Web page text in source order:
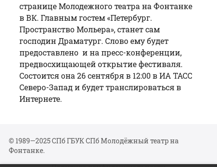
странице Молодежного театра на Фонтанке
в ВК. Главным гостем «Петербург.
Пространство Мольера», станет сам
господин Драматург. Слово ему будет
предоставлено и на пресс-конференции,
предвосхищающей открытие фестиваля.
Состоится она 26 сентября в 12:00 в ИА ТАСС
Северо-Запад и будет транслироваться в
Интернете.
© 1989—2025 СПб ГБУК СПб Молодёжный театр на
Фонтанке.